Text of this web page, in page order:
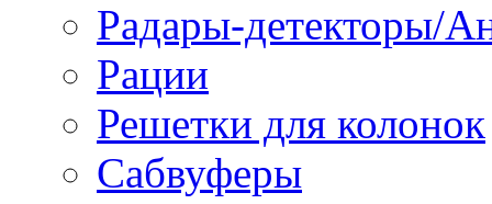
Радары-детекторы/
Рации
Решетки для колонок
Сабвуферы